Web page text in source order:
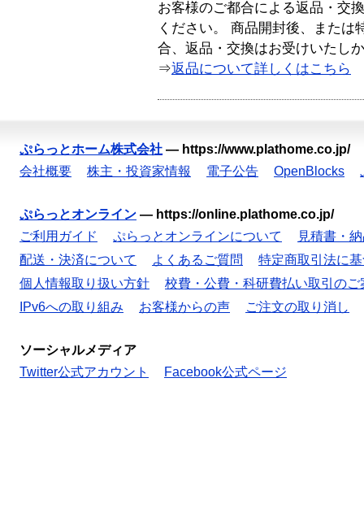
お客様のご都合による返品・交
ください。 商品開封後、または
合、返品・交換はお受けいたし
⇒返品について詳しくはこちら
ぷらっとホーム株式会社 — https://www.plathome.co.jp/
会社概要
株主・投資家情報 電子公告 OpenBlocks
ぷらっとオンライン — https://online.plathome.co.jp/
ご利用ガイド
ぷらっとオンラインについて
見積書・
配送・決済について
よくあるご質問
特定商取引法に
個人情報取り扱い方針
校費・公費・科研費払い取引のご
IPv6への取り組み
お客様からの声 ご注文の取り消し
ソーシャルメディア
Twitter公式アカウント
Facebook公式ページ